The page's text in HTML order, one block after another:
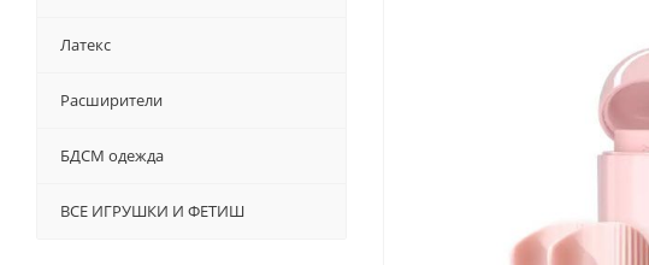
Латекс
Расширители
БДСМ одежда
ВСЕ ИГРУШКИ И ФЕТИШ